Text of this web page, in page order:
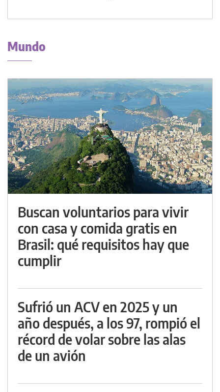
Mundo
Buscan voluntarios para vivir
con casa y comida gratis en
Brasil: qué requisitos hay que
cumplir
Sufrió un ACV en 2025 y un
año después, a los 97, rompió el
récord de volar sobre las alas
de un avión